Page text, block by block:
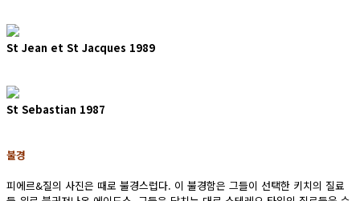
St Jean et St Jacques 1989
St Sebastian 1987
불경
피에르&질의 사진은 때로 불경스럽다. 이 불경함은 그들이 선택한 키치의 질료